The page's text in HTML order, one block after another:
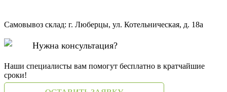
Самовывоз склад: г. Люберцы, ул. Котельническая, д. 18а
Нужна консультация?
Наши специалисты вам помогут бесплатно в кратчайшие
сроки!